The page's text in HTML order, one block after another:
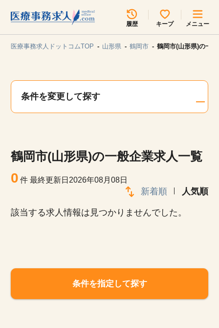
履歴 キープ メニュー
見学会・イベント情報
よくあるご質問
医療事務求人ドットコムTOP 山形県 鶴岡市 鶴岡市(山形県)の一
条件を変更して探す
鶴岡市(山形県)の一般企業求人一覧
0 件最終更新日2026年08月08日
新着順 人気順
該当する求人情報は見つかりませんでした。
条件を指定して探す
所在地のエリアを選択してください
各支店担当よりご連絡させていただきます。
関東
甲信越・北陸 中国・四国